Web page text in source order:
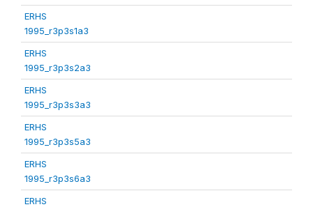
ERHS
1995_r3p3s1a3
ERHS
1995_r3p3s2a3
ERHS
1995_r3p3s3a3
ERHS
1995_r3p3s5a3
ERHS
1995_r3p3s6a3
ERHS